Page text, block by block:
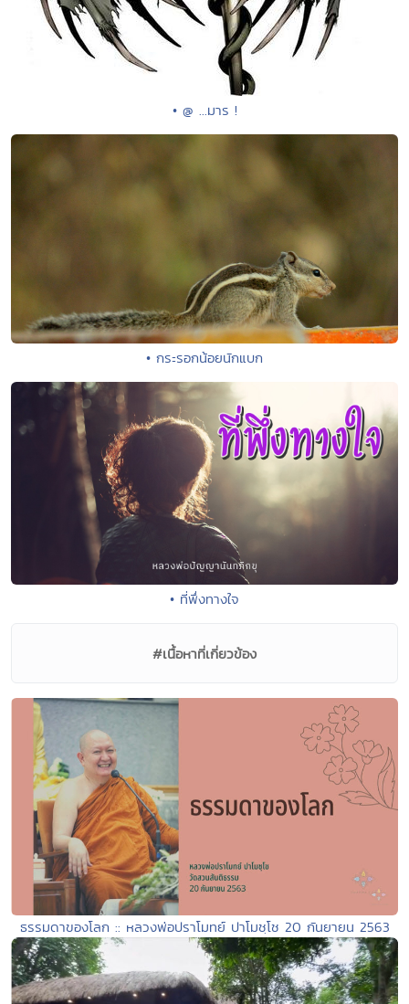
• @ ...มาร !
• กระรอกน้อยนักแบก
• ที่พึ่งทางใจ
#เนื้อหาที่เกี่ยวข้อง
ธรรมดาของโลก :: หลวงพ่อปราโมทย์ ปาโมชฺโช 20 กันยายน 2563